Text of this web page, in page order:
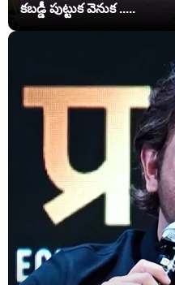
కబడ్డీ పుట్టుక వెనుక .....